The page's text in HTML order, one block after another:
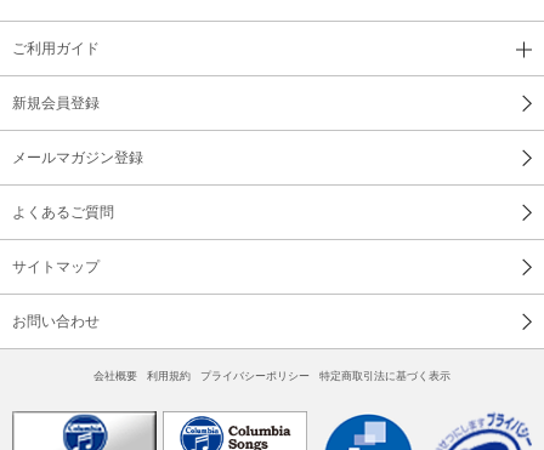
ご利用ガイド
新規会員登録
メールマガジン登録
よくあるご質問
サイトマップ
お問い合わせ
会社概要 利用規約 プライバシーポリシー 特定商取引法に基づく表示